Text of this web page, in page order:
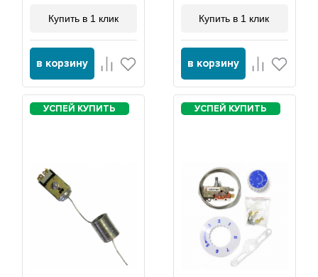
Купить в 1 клик
в корзину
Купить в 1 клик
в корзину